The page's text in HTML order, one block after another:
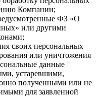
Компании;
ФЗ «О
или другими
своих персональных
или уничтожения
данные
устаревшими,
полученными или не
для заявленной